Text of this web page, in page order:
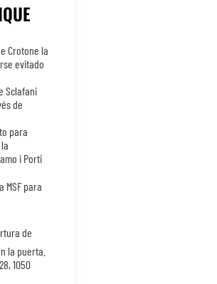
Crotone la
evitado
Sclafani
de
para
i Porti
MSF para
de
la puerta.
1050